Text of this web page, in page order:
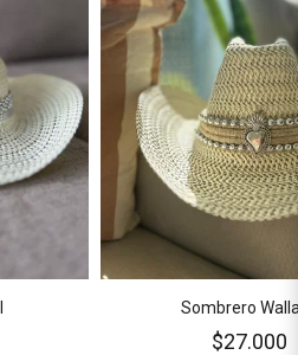
Sombrero
$27.000